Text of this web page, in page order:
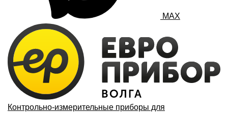
MAX
Контрольно-измерительные приборы для